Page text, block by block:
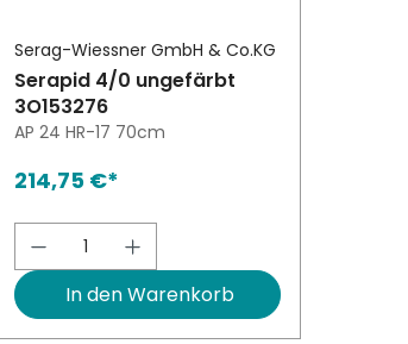
benutze die
gewünschten Wert ein
Serag-Wiessner GmbH & Co.KG
Serapid 4/0 ungefärbt
3O153276
AP 24 HR-17 70cm
214,75 €*
Produkt Anzahl: Gib den
In den Warenkorb